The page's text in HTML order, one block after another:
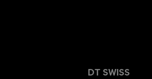
DT SWISS